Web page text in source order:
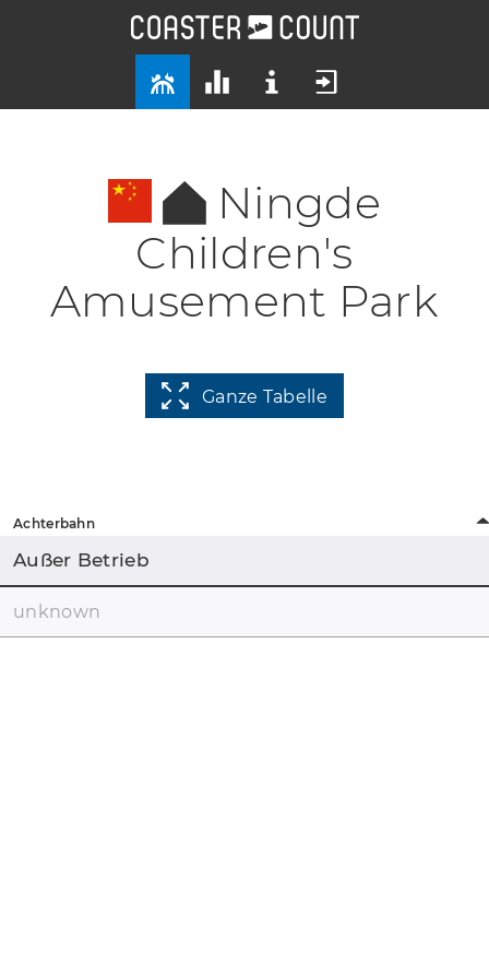
Ningde
Children's
Amusement Park
Ganze Tabelle
Achterbahn
Außer Betrieb
unknown